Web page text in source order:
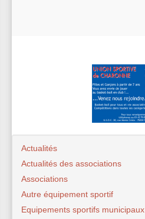
Actualités
Actualités des associations
Associations
Autre équipement sportif
Equipements sportifs municipaux